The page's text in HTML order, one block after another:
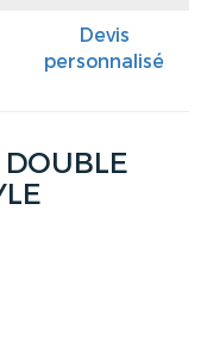
Devis
personnalisé